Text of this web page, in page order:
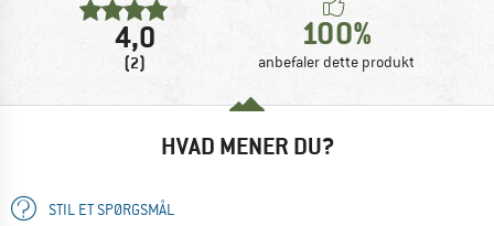
4,0
(2)
100%
anbefaler dette produkt
HVAD MENER DU?
STIL ET SPØRGSMÅL